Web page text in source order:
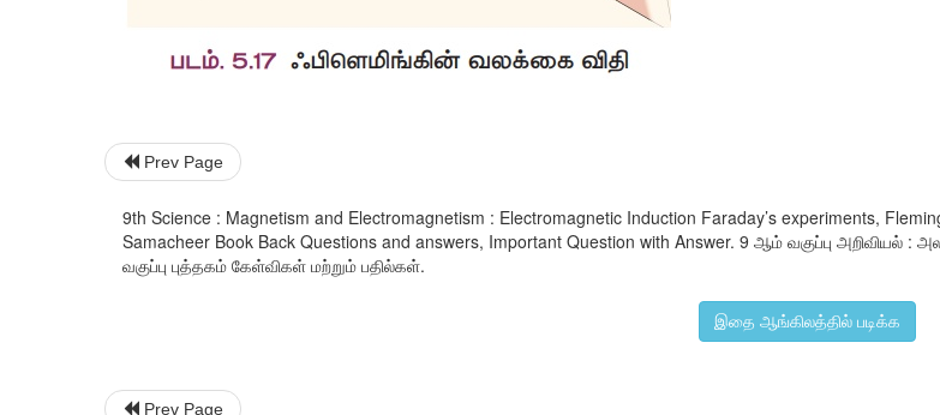
Prev Page
9th Science : Magnetism and Electromagnetism : Electromagnetic Induction Faraday’s experiments,
Samacheer Book Back Questions and answers, Important Question with Answer. 9 ஆம் வகுப்பு
வகுப்பு புத்தகம் கேள்விகள் மற்றும் பதில்கள்.
இதை ஆங்கிலத்தில் படிக்க
Prev Page